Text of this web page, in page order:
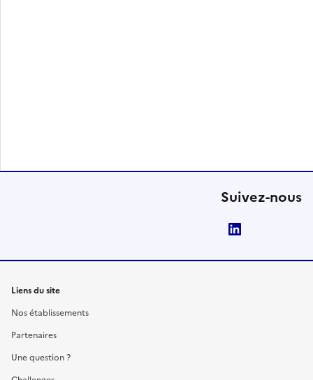
Suivez-nous
Liens du site
Nos établissements
Partenaires
Une question ?